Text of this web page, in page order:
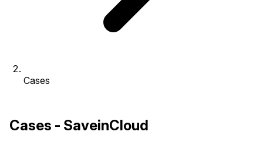
Cases
Cases - SaveinCloud